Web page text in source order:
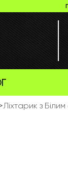
Ліхтарик з Білим